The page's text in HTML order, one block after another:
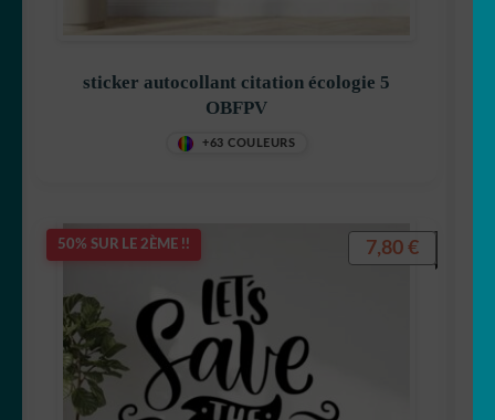
sticker autocollant citation écologie 5
OBFPV
+63 COULEURS
50% SUR LE 2ÈME !! 7,80 €